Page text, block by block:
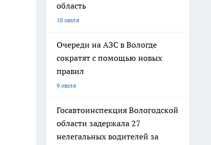
область
10 июля
Очереди на АЗС в Вологде
сократят с помощью новых
правил
9 июля
Госавтоинспекция Вологодской
области задержала 27
нелегальных водителей за